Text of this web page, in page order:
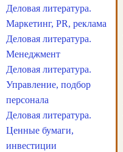
Деловая литература.
Маркетинг, PR, реклама
Деловая литература.
Менеджмент
Деловая литература.
Управление, подбор
персонала
Деловая литература.
Ценные бумаги,
инвестиции